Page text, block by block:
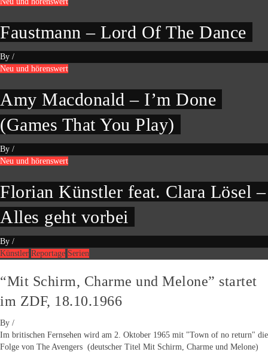
Faustmann – Lord Of The Dance
By /
Neu und hörenswert
Amy Macdonald – I’m Done
(Games That You Play)
By /
Neu und hörenswert
Florian Künstler feat. Clara Lösel –
Alles geht vorbei
By /
Künstler Reportage Serien
“Mit Schirm, Charme und Melone” startet
im ZDF, 18.10.1966
By /
Im britischen Fernsehen wird am 2. Oktober 1965 mit "Town of no return" die
Folge von The Avengers (deutscher Titel Mit Schirm, Charme und Melone)